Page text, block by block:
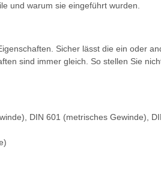
und warum sie eingeführt wurden.
Sicher lässt die ein oder
sind immer gleich. So stellen Sie
DIN 601 (metrisches Gewinde),